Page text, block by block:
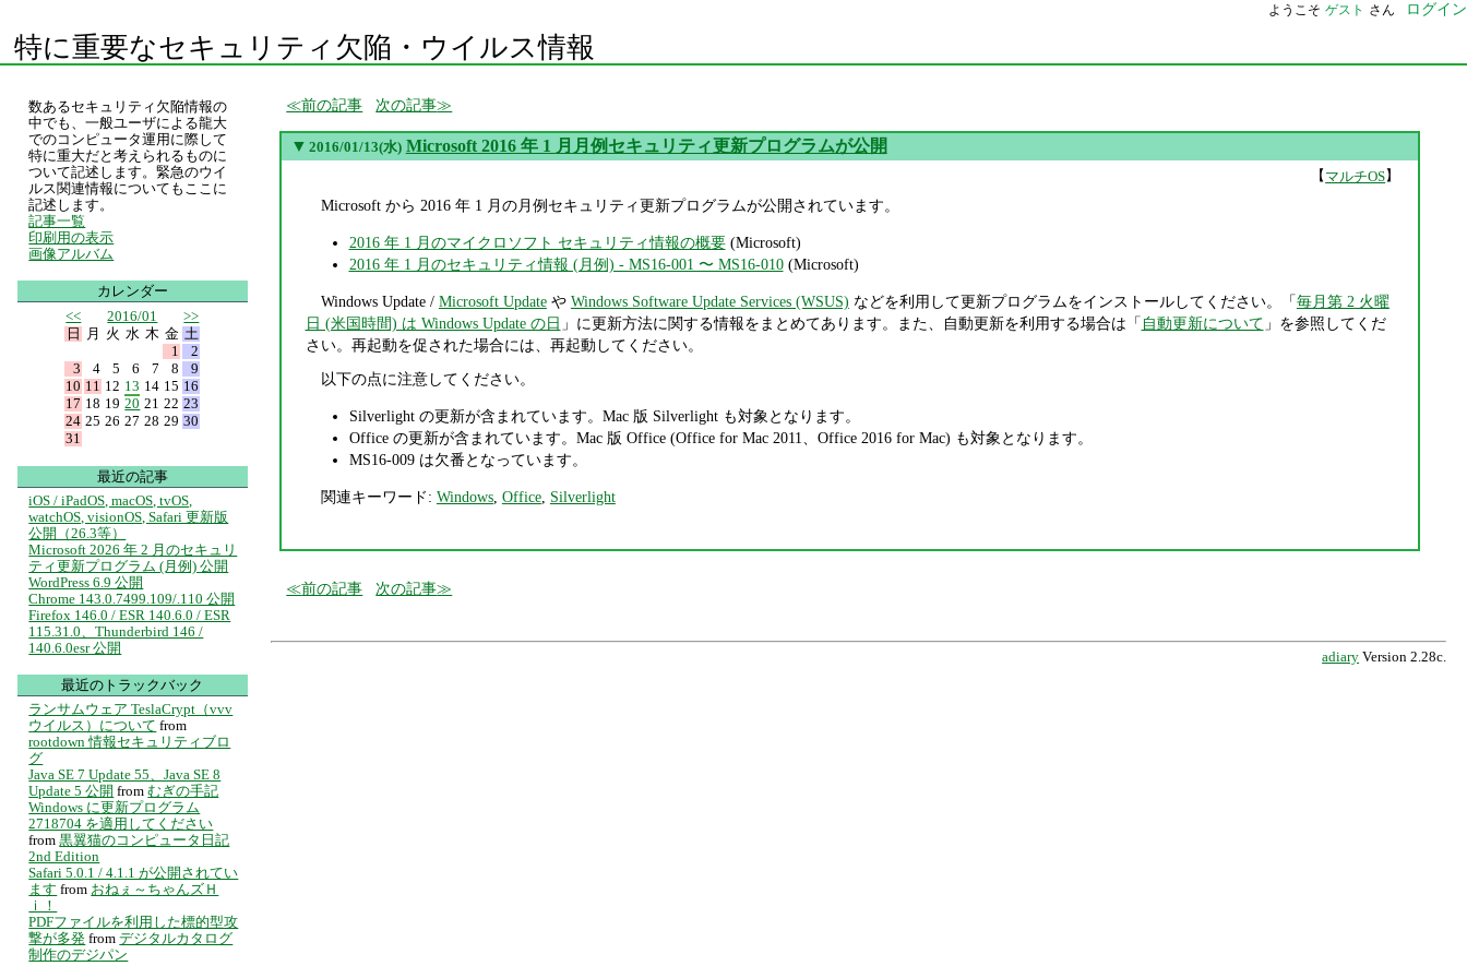
ようこそ ゲスト さん ログイン
特に重要なセキュリティ欠陥・ウイルス情報
前の記事 次の記事
▼ 2016/01/13(水) Microsoft 2016 年 1 月月例セキュリティ更新プログラムが公開
【マルチOS】
Microsoft から 2016 年 1 月の月例セキュリティ更新プログラムが公開されています。
2016 年 1 月のマイクロソフト セキュリティ情報の概要(Microsoft)
2016 年 1 月のセキュリティ情報 (月例) - MS16-001 〜 MS16-010(Microsoft)
Windows Update / Microsoft Updateや Windows Software Update Services (WSUS) などを利用して更新プログラムをインストールしてください。「毎月第 2 火曜
日 (米国時間) は Windows Update の日 」に更新方法に関する情報をまとめてあります。また、自動更新を利用する場合は「 自動更新について 」を参照してくだ
さい。再起動を促された場合には、再起動してください。
以下の点に注意してください。
Silverlight の更新が含まれています。Mac 版 Silverlight も対象となります。
Office の更新が含まれています。Mac 版 Office (Office for Mac 2011、Office 2016 for Mac) も対象となります。
MS16-009 は欠番となっています。
関連キーワード: Windows, Office, Silverlight
前の記事 次の記事
adiary Version 2.28c.
数あるセキュリティ欠陥情報の
中でも、一般ユーザによる龍大
でのコンピュータ運用に際して
特に重大だと考えられるものに
ついて記述します。緊急のウイ
ルス関連情報についてもここに
記述します。
記事一覧
印刷用の表示
画像アルバム
カレンダー
<<
2016/01
>>
日
月 火 水 木 金 土
1
2
3
4 5 6 7 8
9
10 11 12 13 14 15 16
17 18 19 20 21 22 23
24 25 26 27 28 29 30
31
最近の記事
iOS / iPadOS, macOS, tvOS,
watchOS, visionOS, Safari 更新版
公開（26.3等）
Microsoft 2026 年 2 月のセキュリ
ティ更新プログラム (月例) 公開
WordPress 6.9 公開
Chrome 143.0.7499.109/.110 公開
Firefox 146.0 / ESR 140.6.0 / ESR
115.31.0、Thunderbird 146 /
140.6.0esr 公開
最近のトラックバック
ランサムウェア TeslaCrypt（vvv
ウイルス）について from
rootdown 情報セキュリティブロ
グ
Java SE 7 Update 55、Java SE 8
Update 5 公開 from むぎの手記
Windows に更新プログラム
2718704 を適用してください
from 黒翼猫のコンピュータ日記
2nd Edition
Safari 5.0.1 / 4.1.1 が公開されてい
ます from おねぇ～ちゃんズＨ
ｉ！
PDFファイルを利用した標的型攻
撃が多発 from デジタルカタログ
制作のデジパン